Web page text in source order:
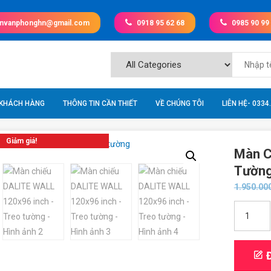
0918 95 62 68 0985 90 99
HÀNG THÔNG TIN CẦN THIẾT VỀ CHÚNG TÔI LIÊN HỆ-
Giảm giá!
Màn
WALL